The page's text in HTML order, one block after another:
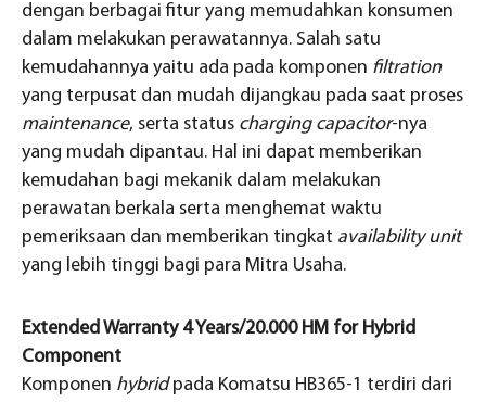
dengan berbagai fitur yang memudahkan konsumen
dalam melakukan perawatannya. Salah satu
kemudahannya yaitu ada pada komponen filtration
yang terpusat dan mudah dijangkau pada saat proses
maintenance, serta status charging capacitor-nya
yang mudah dipantau. Hal ini dapat memberikan
kemudahan bagi mekanik dalam melakukan
perawatan berkala serta menghemat waktu
pemeriksaan dan memberikan tingkat availability unit
yang lebih tinggi bagi para Mitra Usaha.
Extended Warranty 4 Years/20.000 HM for Hybrid
Component
Komponen hybridpada Komatsu HB365-1 terdiri dari